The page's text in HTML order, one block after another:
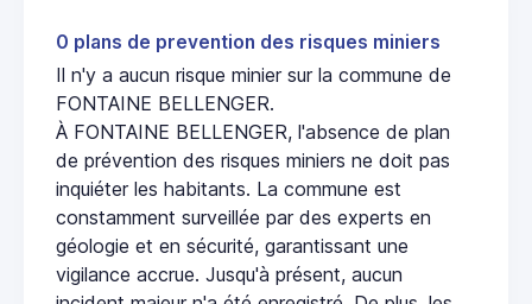
0 plans de prevention des risques miniers
Il n'y a aucun risque minier sur la commune de
FONTAINE BELLENGER.
À FONTAINE BELLENGER, l'absence de plan
de prévention des risques miniers ne doit pas
inquiéter les habitants. La commune est
constamment surveillée par des experts en
géologie et en sécurité, garantissant une
vigilance accrue. Jusqu'à présent, aucun